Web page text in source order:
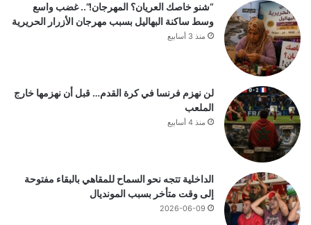
“شنو خاصك العريان؟ المهرجان!”.. غضب واسع
وسط ساكنة البهاليل بسبب مهرجان الأزرار الحريرية
منذ 3 أسابيع
لن نهزم فرنسا في كرة القدم… قبل أن نهزمها خارج
الملعب
منذ 4 أسابيع
الداخلية تتجه نحو السماح للمقاهي بالبقاء مفتوحة
إلى وقت متأخر بسبب المونديال
2026-06-09